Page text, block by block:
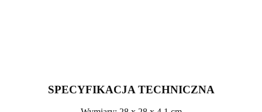
SPECYFIKACJA TECHNICZNA